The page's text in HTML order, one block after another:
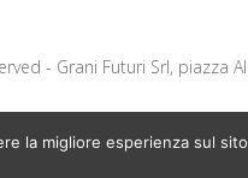
- Grani Futuri Srl, piazza
la migliore esperienza sul